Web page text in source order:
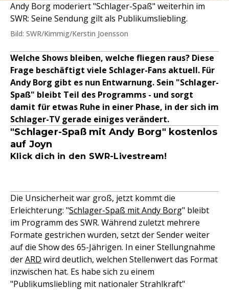
Andy Borg moderiert "Schlager-Spaß" weiterhin im
SWR: Seine Sendung gilt als Publikumsliebling.
Bild: SWR/Kimmig/Kerstin Joensson
Welche Shows bleiben, welche fliegen raus? Diese
Frage beschäftigt viele Schlager-Fans aktuell. Für
Andy Borg gibt es nun Entwarnung. Sein "Schlager-
Spaß" bleibt Teil des Programms - und sorgt
damit für etwas Ruhe in einer Phase, in der sich im
Schlager-TV gerade einiges verändert.
"Schlager-Spaß mit Andy Borg" kostenlos
auf Joyn
Klick dich in den SWR-Livestream!
Die Unsicherheit war groß, jetzt kommt die
Erleichterung: "Schlager-Spaß mit Andy Borg" bleibt
im Programm des SWR. Während zuletzt mehrere
Formate gestrichen wurden, setzt der Sender weiter
auf die Show des 65-Jährigen. In einer Stellungnahme
derARD wird deutlich, welchen Stellenwert das Format
inzwischen hat. Es habe sich zu einem
"Publikumsliebling mit nationaler Strahlkraft"